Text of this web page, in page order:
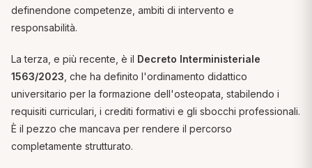
definendone competenze, ambiti di intervento e
responsabilità.
La terza, e più recente, è il Decreto Interministeriale
1563/2023 , che ha definito l'ordinamento didattico
universitario per la formazione dell'osteopata, stabilendo i
requisiti curriculari, i crediti formativi e gli sbocchi professionali.
È il pezzo che mancava per rendere il percorso
completamente strutturato.